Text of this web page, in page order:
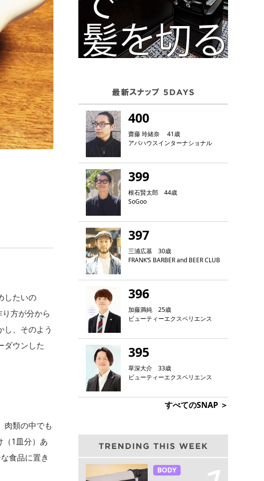
したいの
方が分から
、そのよう
ダウンした
肉類の中でも
（1皿分）あ
食品に置き
400
齋藤 玲緒奈 41歳
アバハウスインターナショナル
399
根石賢太郎 44歳
SoGoo
397
三浦広基 30歳
FRANK‘S BARBER and BEER CLUB
396
加藤満純 25歳
ビューティーエクスペリエンス
395
草深大介 33歳
ビューティーエクスペリエンス
すべてのSNAP ＞
BODY